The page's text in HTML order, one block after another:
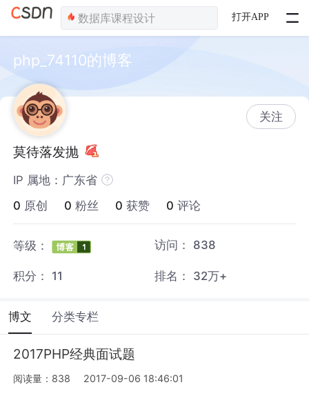
打开APP
php_74110的博客
关注
莫待落发抛
IP 属地：广东省
0 原创 0 粉丝 0 获赞 0 评论
等级： 访问： 838
积分： 11 排名： 32万+
博文 分类专栏
2017PHP经典面试题
阅读量：838 2017-09-06 18:46:01